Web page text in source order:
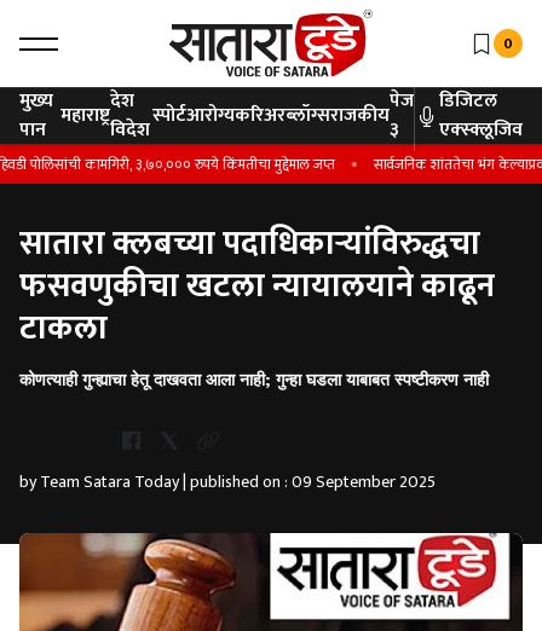
0
मुख्य
पान महाराष्ट्रदेश
विदेशस्पोर्टआरोग्यकरिअरब्लॉग्सराजकीयपेज
३
डिजिटल
एक्स्क्लूजिव
कामगिरी, ३,७०,००० रुपये किंमतीचा मुद्देमाल जप्त सार्वजनिक शांततेचा भंग
सातारा क्लबच्या पदाधिकाऱ्यांविरुद्धचा
फसवणुकीचा खटला न्यायालयाने काढून
टाकला
कोणत्याही गुन्ह्याचा हेतू दाखवता आला नाही; गुन्हा घडला याबाबत स्पष्टीकरण नाही
by Team Satara Today | published on : 09 September 2025